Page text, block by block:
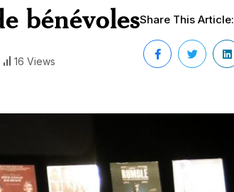
bénévoles
16 Views
Share This Article: